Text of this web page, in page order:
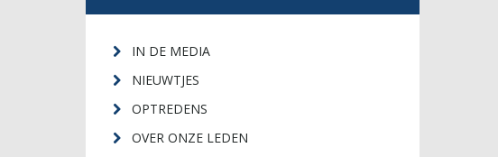
IN DE MEDIA
NIEUWTJES
OPTREDENS
OVER ONZE LEDEN